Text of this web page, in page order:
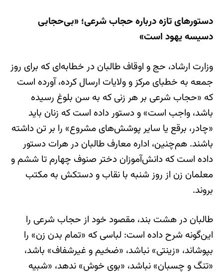
دستورهای تازه درباره حجاب شرعی؛ «بی‌حجابی
دسیسه یهود است»
وزارت ارشاد، حج و اوقاف طالبان در خطابه‌ای که برای روز
جمعه به خطبای مرکز و ولایات ارسال کرده، آورده است
که «حجاب شرعی بر هر زنی که به سن بلوغ رسیده
باشد، واجب است» و دستور داده است که زنان باید
«چادر، برقع یا سایر پوشش‌های مشروع» را بر تن داشته
باشند. هم‌چنین، اداره معارف طالبان در هرات دستور
داده است که دانش‌آموزان دختر صنوف چهارم تا ششم و
معلمان زن از روز شنبه با نقاب و دستکش به مکتب
بروند.
طالبان در هشت بند، مقصود خود از حجاب شرعی را
این‌گونه شرح داده‌ است: لباسی که «تمام بدن زن» را
بپوشاند، «زینتی» نباشد، «ضخیم و غیرشفاف» باشد،
«تنگ و چسبان» نباشد، «بوی خوش» ندهد، «شبیه